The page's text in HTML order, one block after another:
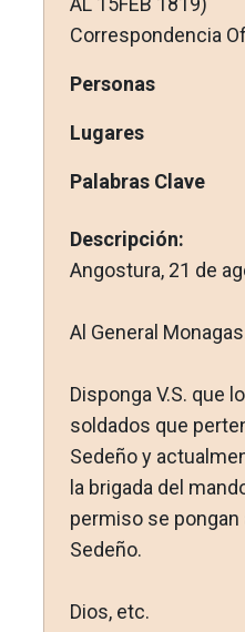
Correspondencia
Personas
Lugares
Palabras Clave
Descripción:
Angostura, 21 de
Al General
Disponga V.S. que
soldados que
Sedeño y
la brigada del
permiso se
Se­deño.
Dios, etc.